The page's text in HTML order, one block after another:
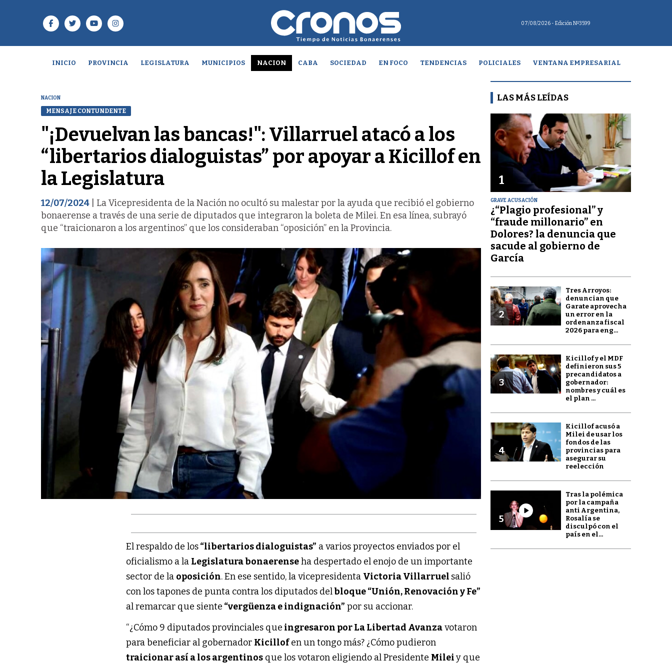
07/08/2026 - Edición Nº3599
INICIO PROVINCIA LEGISLATURA MUNICIPIOS NACION CABA SOCIEDAD EN FOCO TENDENCIAS POLICIALES VENTANA EMPRESARIAL
NACION
MENSAJE CONTUNDENTE
"¡Devuelvan las bancas!": Villarruel atacó a los
“libertarios dialoguistas” por apoyar a Kicillof en
la Legislatura
12/07/2024 | La Vicepresidenta de la Nación no ocultó su malestar por la ayuda que recibió el gobierno
bonaerense a través de una serie de diputados que integraron la boleta de Milei. En esa línea, subrayó
que “traicionaron a los argentinos” que los consideraban “oposición” en la Provincia.
El respaldo de los“libertarios dialoguistas” a varios proyectos enviados por el
oficialismo a la Legislatura bonaerenseha despertado el enojo de un importante
sector de la oposición. En ese sentido, la vicepresidenta Victoria Villarruel salió
con los tapones de punta contra los diputados delbloque “Unión, Renovación y Fe”
al remarcar que siente “vergüenza e indignación” por su accionar.
“¿Cómo 9 diputados provinciales que ingresaron por La Libertad Avanzavotaron
para beneficiar al gobernador Kicillofen un tongo más? ¿Cómo pudieron
traicionar así a los argentinos que los votaron eligiendo al Presidente Mileiy que
LAS MÁS LEÍDAS
1
GRAVE ACUSACIÓN
¿“Plagio profesional” y
“fraude millonario” en
Dolores? la denuncia que
sacude al gobierno de
García
2
Tres Arroyos:
denuncian que
Garate aprovecha
un error en la
ordenanza fiscal
2026 para eng...
3
Kicillof y el MDF
definieron sus 5
precandidatos a
gobernador:
nombres y cuál es
el plan ...
4
Kicillof acusó a
Milei de usar los
fondos de las
provincias para
asegurar su
reelección
5
Tras la polémica
por la campaña
anti Argentina,
Rosalía se
disculpó con el
país en el...